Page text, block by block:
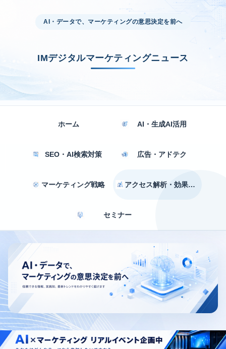
AI・データで、マーケティングの意思決定を前へ
IMデジタルマーケティングニュース
ホーム AI・生成AI活用
SEO・AI検索対策 広告・アドテク
マーケティング戦略 アクセス解析・効果測定
セミナー